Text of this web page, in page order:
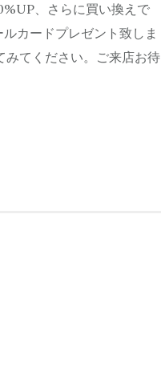
、さらに買い換えで
カードプレゼント致しま
みてください。ご来店お待